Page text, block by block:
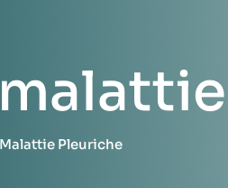
Malattie Pleuriche